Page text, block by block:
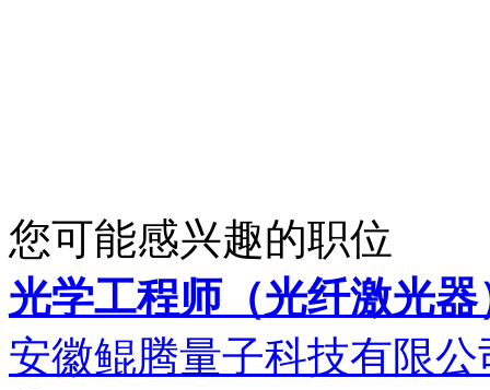
您可能感兴趣的职位
光学工程师（光纤激光器
安徽鲲腾量子科技有限公